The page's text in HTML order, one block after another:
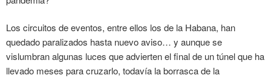
Los circuitos de eventos, entre ellos los de la Habana, han
quedado paralizados hasta nuevo aviso… y aunque se
vislumbran algunas luces que advierten el final de un túnel que ha
llevado meses para cruzarlo, todavía la borrasca de la